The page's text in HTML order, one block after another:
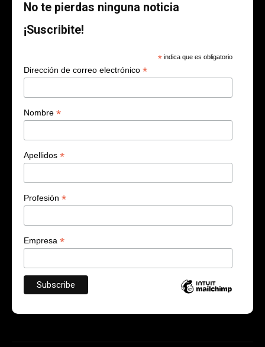
No te pierdas ninguna noticia
¡Suscribite!
* indica que es obligatorio
Dirección de correo electrónico *
Nombre *
Apellidos *
Profesión *
Empresa *